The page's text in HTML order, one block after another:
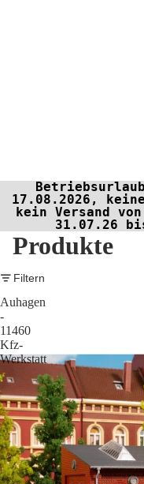
17.08.2026,
kein Versand
31.07.26
Produkte
Filtern
Auhagen
-
11460
Kfz-
Werkstatt